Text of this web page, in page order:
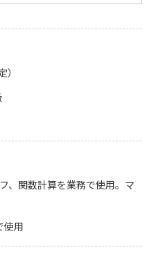
、関数計算を業務で使⽤。マ
使⽤